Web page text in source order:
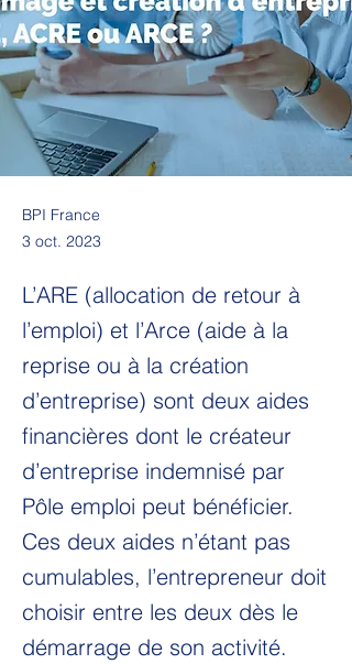
BPI France
3 oct. 2023
L’ARE (allocation de retour à
l’emploi) et l’Arce (aide à la
reprise ou à la création
d’entreprise) sont deux aides
financières dont le créateur
d’entreprise indemnisé par
Pôle emploi peut bénéficier.
Ces deux aides n’étant pas
cumulables, l’entrepreneur doit
choisir entre les deux dès le
démarrage de son activité.